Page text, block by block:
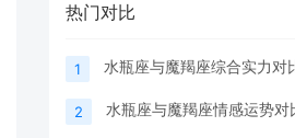
热门对比
1 水瓶座与魔羯座综合实力对
2 水瓶座与魔羯座情感运势对